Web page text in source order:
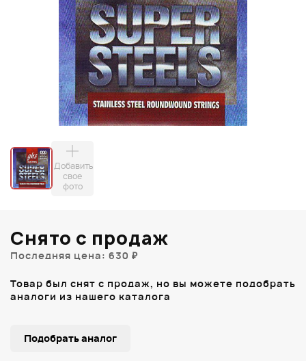
Добавить
свое
фото
Снято с продаж
Последняя цена: 630 ₽
Товар был снят с продаж, но вы можете подобрать
аналоги из нашего каталога
Подобрать аналог